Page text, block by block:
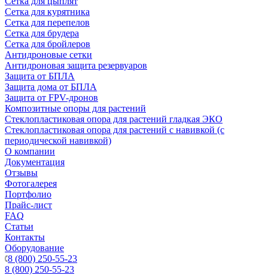
Сетка для курятника
Сетка для перепелов
Сетка для брудера
Сетка для бройлеров
Антидроновые сетки
Антидроновая защита резервуаров
Защита от БПЛА
Защита дома от БПЛА
Защита от FPV-дронов
Композитные опоры для растений
Стеклопластиковая опора для растений гладкая ЭКО
Стеклопластиковая опора для растений с навивкой (с
периодической навивкой)
О компании
Документация
Отзывы
Фотогалерея
Портфолио
Прайс-лист
FAQ
Статьи
Контакты
Оборудование
8 (800) 250-55-23
8 (800) 250-55-23